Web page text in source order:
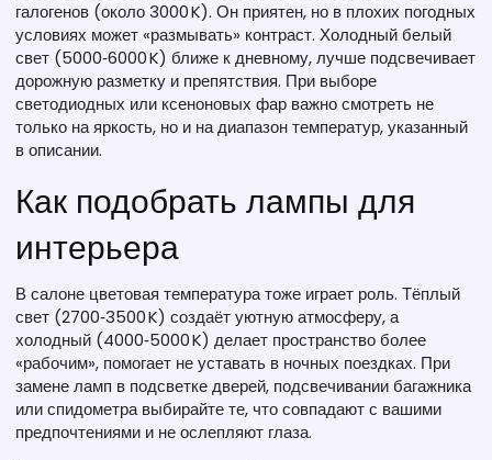
галогенов (около 3000 K). Он приятен, но в плохих погодных
условиях может «размывать» контраст. Холодный белый
свет (5000‑6000 K) ближе к дневному, лучше подсвечивает
дорожную разметку и препятствия. При выборе
светодиодных или ксеноновых фар важно смотреть не
только на яркость, но и на диапазон температур, указанный
в описании.
Как подобрать лампы для
интерьера
В салоне цветовая температура тоже играет роль. Тёплый
свет (2700‑3500 K) создаёт уютную атмосферу, а
холодный (4000‑5000 K) делает пространство более
«рабочим», помогает не уставать в ночных поездках. При
замене ламп в подсветке дверей, подсвечивании багажника
или спидометра выбирайте те, что совпадают с вашими
предпочтениями и не ослепляют глаза.